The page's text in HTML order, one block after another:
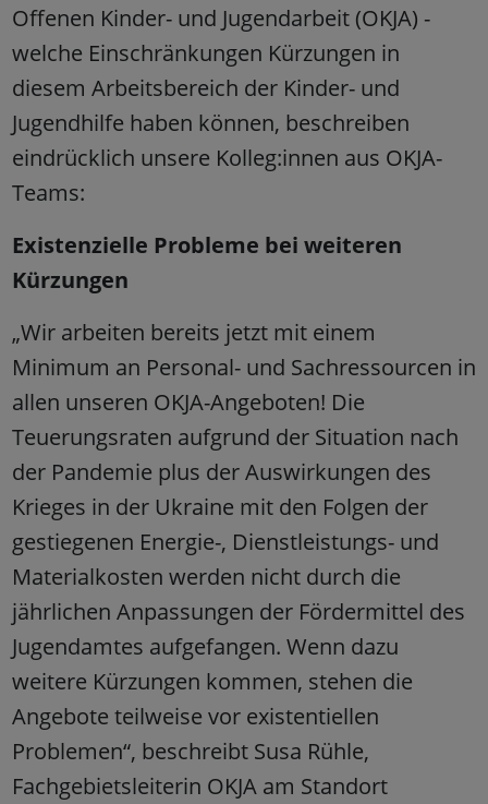
Offenen Kinder- und Jugendarbeit (OKJA) -
welche Einschränkungen Kürzungen in
diesem Arbeitsbereich der Kinder- und
Jugendhilfe haben können, beschreiben
eindrücklich unsere Kolleg:innen aus OKJA-
Teams:
Existenzielle Probleme bei weiteren
Kürzungen
„Wir arbeiten bereits jetzt mit einem
Minimum an Personal- und Sachressourcen in
allen unseren OKJA-Angeboten! Die
Teuerungsraten aufgrund der Situation nach
der Pandemie plus der Auswirkungen des
Krieges in der Ukraine mit den Folgen der
gestiegenen Energie-, Dienstleistungs- und
Materialkosten werden nicht durch die
jährlichen Anpassungen der Fördermittel des
Jugendamtes aufgefangen. Wenn dazu
weitere Kürzungen kommen, stehen die
Angebote teilweise vor existentiellen
Problemen“, beschreibt Susa Rühle,
Fachgebietsleiterin OKJA am Standort